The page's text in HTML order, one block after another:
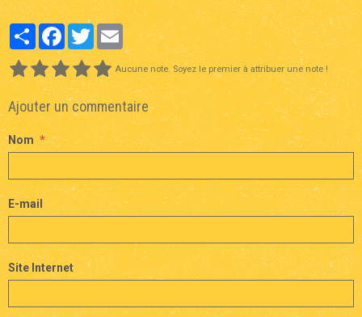
PartagerFacebookTwitterEmail
Aucune note. Soyez le premier à attribuer une note !
Ajouter un commentaire
Nom
E-mail
Site Internet